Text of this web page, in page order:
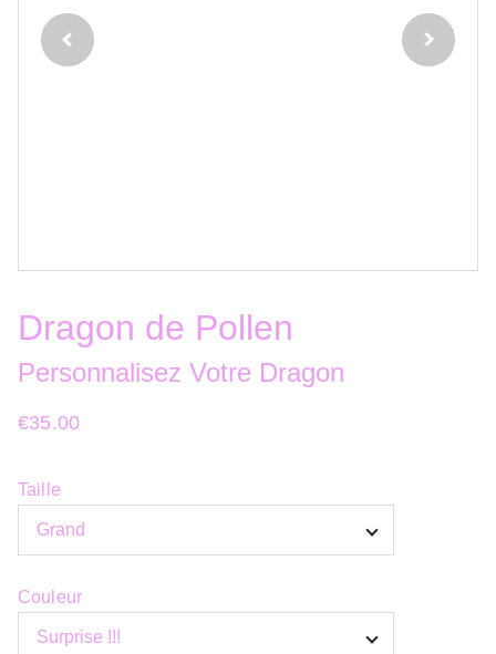
Dragon de Pollen
Personnalisez Votre Dragon
€35.00
Taille
Couleur